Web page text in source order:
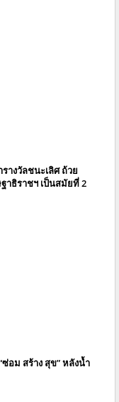
างวัลชนะเลิศ ถ้วย
าธิราชฯ เป็นสมัยที่ 2
อม สร้าง สุข” หลังน้ำ